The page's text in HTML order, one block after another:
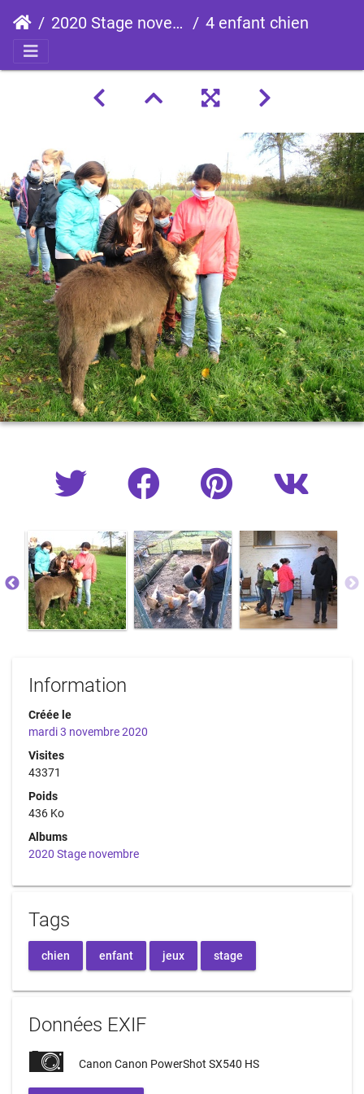
2020 Stage novembre 4 enfant chien pedadog 2020-11-03
Information
Créée le
mardi 3 novembre 2020
Visites
43371
Poids
436 Ko
Albums
2020 Stage novembre
Tags
chien enfant jeux stage
Données EXIF
Canon Canon PowerShot SX540 HS